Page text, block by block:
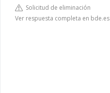
Solicitud de eliminación
Ver respuesta completa en bde.es